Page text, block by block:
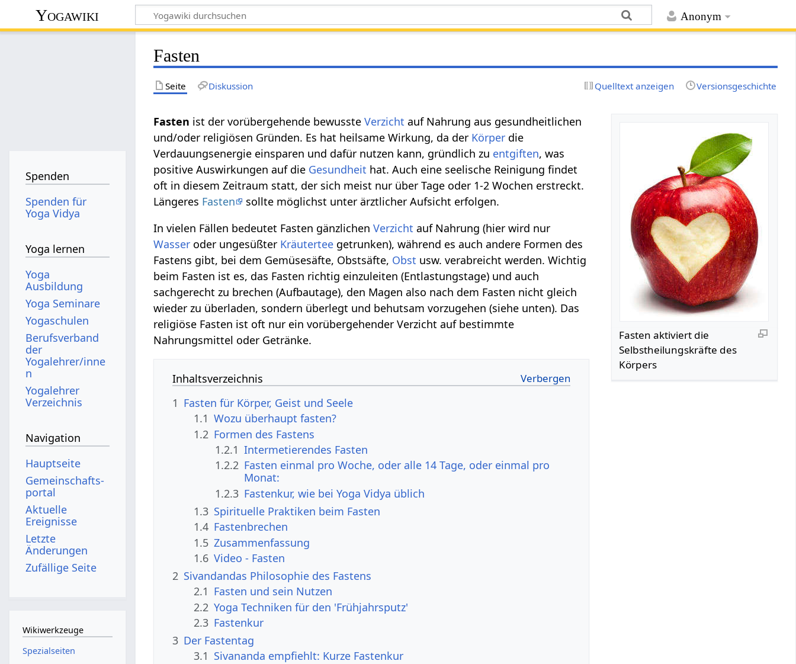
Anonym
Yogawiki
Fasten
Seite Diskussion Quelltext anzeigen Versionsgeschichte
Fasten aktiviert die
Selbstheilungskräfte des
Körpers
Fasten ist der vorübergehende bewussteVerzicht auf Nahrung aus gesundheitlichen
und/oder religiösen Gründen. Es hat heilsame Wirkung, da der Körper die
Verdauungsenergie einsparen und dafür nutzen kann, gründlich zu entgiften, was
positive Auswirkungen auf die Gesundheit hat. Auch eine seelische Reinigung findet
oft in diesem Zeitraum statt, der sich meist nur über Tage oder 1-2 Wochen erstreckt.
Längeres Fasten
sollte möglichst unter ärztlicher Aufsicht erfolgen.
In vielen Fällen bedeutet Fasten gänzlichenVerzicht auf Nahrung (hier wird nur
Wasser oder ungesüßter Kräutertee getrunken), während es auch andere Formen des
Fastens gibt, bei dem Gemüsesäfte, Obstsäfte, Obst usw. verabreicht werden. Wichtig
beim Fasten ist es, das Fasten richtig einzuleiten (Entlastungstage) und auch
sachgerecht zu brechen (Aufbautage), den Magen also nach dem Fasten nicht gleich
wieder zu überladen, sondern überlegt und behutsam vorzugehen (siehe unten). Das
religiöse Fasten ist oft nur ein vorübergehender Verzicht auf bestimmte
Nahrungsmittel oder Getränke.
Inhaltsverzeichnis
1 Fasten für Körper, Geist und Seele
1.1 Wozu überhaupt fasten?
1.2 Formen des Fastens
1.2.1 Intermetierendes Fasten
1.2.2 Fasten einmal pro Woche, oder alle 14 Tage, oder einmal pro
Monat:
1.2.3 Fastenkur, wie bei Yoga Vidya üblich
1.3 Spirituelle Praktiken beim Fasten
1.4 Fastenbrechen
1.5 Zusammenfassung
1.6 Video - Fasten
2 Sivandandas Philosophie des Fastens
2.1 Fasten und sein Nutzen
2.2 Yoga Techniken für den 'Frühjahrsputz'
2.3 Fastenkur
3 Der Fastentag
3.1 Sivananda empfiehlt: Kurze Fastenkur
Spenden
Spenden für
Yoga Vidya
Yoga lernen
Yoga
Ausbildung
Yoga Seminare
Yogaschulen
Berufsverband
der
Yogalehrer/inne
n
Yogalehrer
Verzeichnis
Navigation
Hauptseite
Gemeinschafts­
portal
Aktuelle
Ereignisse
Letzte
Änderungen
Zufällige Seite
Wikiwerkzeuge
Spezialseiten